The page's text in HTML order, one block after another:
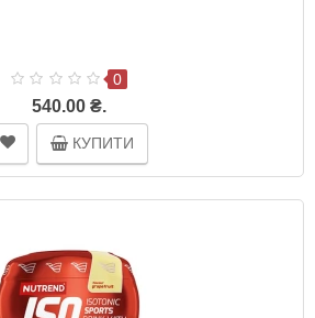
0
540.00 ₴.
КУПИТИ